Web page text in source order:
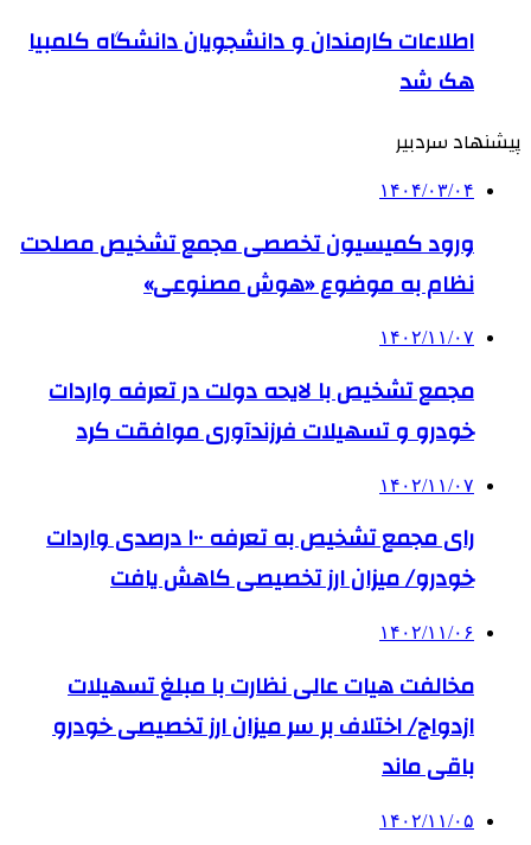
اطلاعات کارمندان و دانشجویان دانشگاه کلمبیا
هک شد
پیشنهاد سردبیر
۱۴۰۴/۰۳/۰۴
ورود کمیسیون تخصصی مجمع تشخیص مصلحت
نظام به موضوع «هوش مصنوعی»
۱۴۰۲/۱۱/۰۷
مجمع تشخیص با لایحه دولت در تعرفه واردات
خودرو و تسهیلات فرزندآوری موافقت کرد
۱۴۰۲/۱۱/۰۷
رای مجمع تشخیص به تعرفه ۱۰۰ درصدی واردات
خودرو/ میزان ارز تخصیصی کاهش یافت
۱۴۰۲/۱۱/۰۶
مخالفت هیات عالی نظارت با مبلغ تسهیلات
ازدواج/ اختلاف بر سر میزان ارز تخصیصی خودرو
باقی ماند
۱۴۰۲/۱۱/۰۵